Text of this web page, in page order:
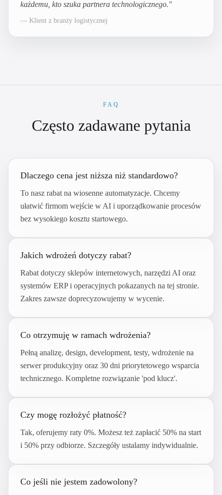
każdemu, kto szuka partnera technologicznego."
— Klient z branży logistycznej
FAQ
Często zadawane pytania
Dlaczego cena jest niższa niż standardowo?
To nasz rabat na wiosenne automatyzacje. Chcemy
ułatwić firmom wejście w AI i uporządkowanie procesów
bez wysokiego kosztu startowego.
Jakich wdrożeń dotyczy rabat?
Rabat dotyczy sklepów internetowych, narzędzi AI oraz
systemów ERP i operacyjnych pokazanych na tej stronie.
Zakres zawsze doprecyzowujemy w wycenie.
Co otrzymuję w ramach wdrożenia?
Pełną analizę, design, development, testy, wdrożenie na
serwer produkcyjny oraz 30 dni priorytetowego wsparcia
technicznego. Kompletne rozwiązanie 'pod klucz'.
Czy mogę rozłożyć płatność?
Tak, oferujemy raty 0%. Możesz też zapłacić 50% na start
i 50% przy odbiorze. Szczegóły ustalamy indywidualnie.
Co jeśli nie jestem zadowolony?